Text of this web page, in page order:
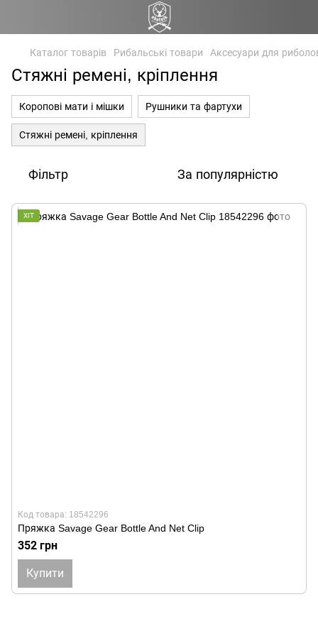
Каталог товарів Рибальські товари Аксесуари для
Стяжні ремені, кріплення
Коропові мати і мішки Рушники та фартухи
Стяжні ремені, кріплення
Фільтр За популярністю
ХІТ
Код товара: 18542296
Пряжка Savage Gear Bottle And Net Clip
352 грн
Купити